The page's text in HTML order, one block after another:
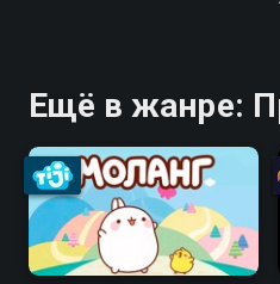
Ещё в жанре: